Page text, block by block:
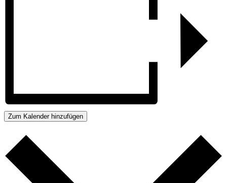
Zum Kalender hinzufügen